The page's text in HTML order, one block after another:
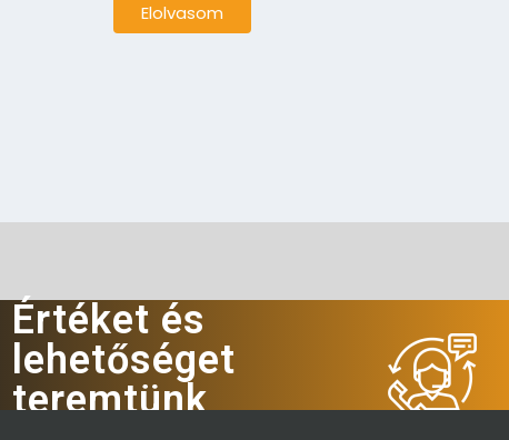
Elolvasom
Értéket és
lehetőséget
teremtünk